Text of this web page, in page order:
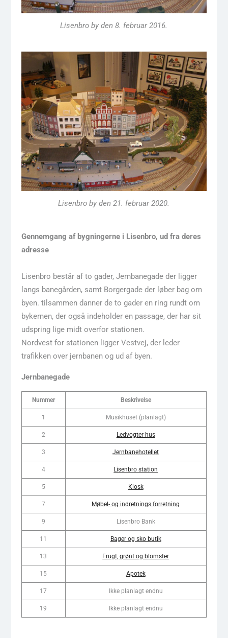
Lisenbro by den 8. februar 2016.
Lisenbro by den 21. februar 2020.
Gennemgang af bygningerne i Lisenbro, ud fra deres
adresse
Lisenbro består af to gader, Jernbanegade der ligger
langs banegården, samt Borgergade der løber bag om
byen. tilsammen danner de to gader en ring rundt om
bykernen, der også indeholder en passage, der har sit
udspring lige midt overfor stationen.
Nordvest for stationen ligger Vestvej, der leder
trafikken over jernbanen og ud af byen.
Jernbanegade
Nummer Beskrivelse
1 Musikhuset (planlagt)
2 Ledvogter hus
3 Jernbanehotellet
4 Lisenbro station
5 Kiosk
7 Møbel- og indretnings forretning
9 Lisenbro Bank
11 Bager og sko butik
13 Frugt, grønt og blomster
15 Apotek
17 Ikke planlagt endnu
19 Ikke planlagt endnu